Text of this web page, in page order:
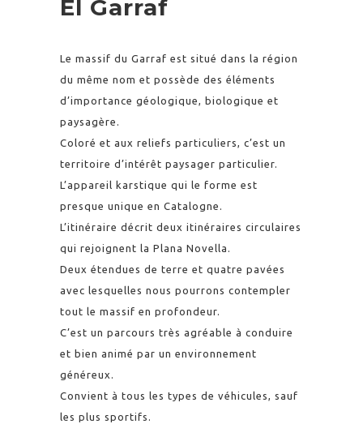
El Garraf
Le massif du Garraf est situé dans la région
du même nom et possède des éléments
d’importance géologique, biologique et
paysagère.
Coloré et aux reliefs particuliers, c’est un
territoire d’intérêt paysager particulier.
L’appareil karstique qui le forme est
presque unique en Catalogne.
L’itinéraire décrit deux itinéraires circulaires
qui rejoignent la Plana Novella.
Deux étendues de terre et quatre pavées
avec lesquelles nous pourrons contempler
tout le massif en profondeur.
C’est un parcours très agréable à conduire
et bien animé par un environnement
généreux.
Convient à tous les types de véhicules, sauf
les plus sportifs.